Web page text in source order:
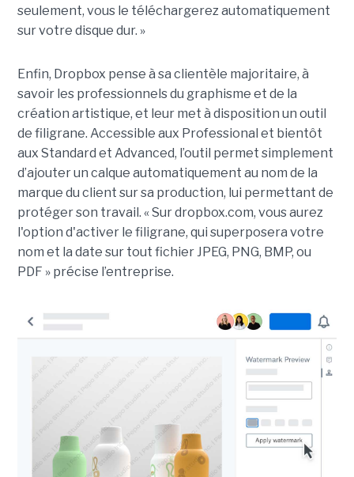
seulement, vous le téléchargerez automatiquement
sur votre disque dur. »
Enfin, Dropbox pense à sa clientèle majoritaire, à
savoir les professionnels du graphisme et de la
création artistique, et leur met à disposition un outil
de filigrane. Accessible aux Professional et bientôt
aux Standard et Advanced, l’outil permet simplement
d’ajouter un calque automatiquement au nom de la
marque du client sur sa production, lui permettant de
protéger son travail. « Sur dropbox.com, vous aurez
l'option d'activer le filigrane, qui superposera votre
nom et la date sur tout fichier JPEG, PNG, BMP, ou
PDF » précise l’entreprise.